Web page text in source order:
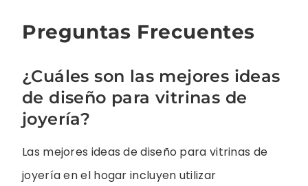
Preguntas Frecuentes
¿Cuáles son las mejores ideas
de diseño para vitrinas de
joyería?
Las mejores ideas de diseño para vitrinas de
joyería en el hogar incluyen utilizar